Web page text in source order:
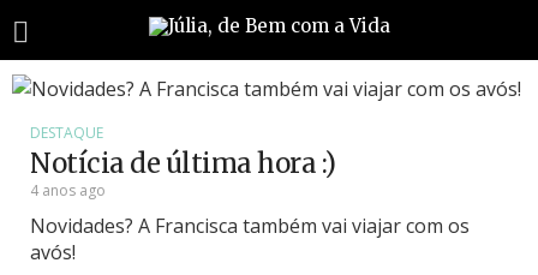
DESTAQUE
Notícia de última hora :)
4 anos ago
Novidades? A Francisca também vai viajar com os
avós!